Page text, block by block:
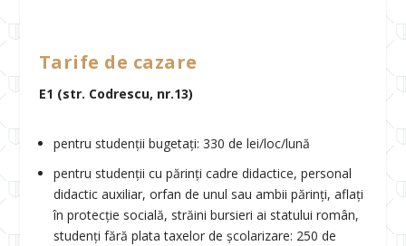
Tarife de cazare
E1 (str. Codrescu, nr.13)
pentru studenții bugetați: 330 de lei/loc/lună
pentru studenții cu părinți cadre didactice, personal
didactic auxiliar, orfan de unul sau ambii părinți, aflați
în protecție socială, străini bursieri ai statului român,
studenți fără plata taxelor de școlarizare: 250 de